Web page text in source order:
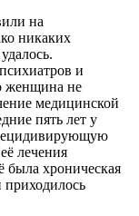
на
никаких
и
женщина не
медицинской
пять лет у
лечения
была хроническая
приходилось